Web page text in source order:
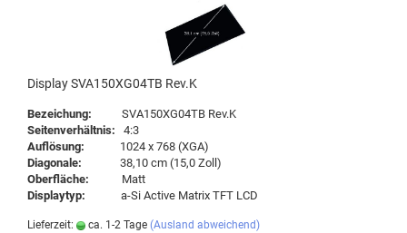
Display SVA150XG04TB Rev.K
Bezeichung:
SVA150XG04TB Rev.K
Seitenverhältnis: 4:3
Auflösung: 1024 x 768 (XGA)
Diagonale: 38,10 cm (15,0 Zoll)
Oberfläche: Matt
Displaytyp: a-Si Active Matrix TFT LCD
Lieferzeit: ca. 1-2 Tage (Ausland abweichend)